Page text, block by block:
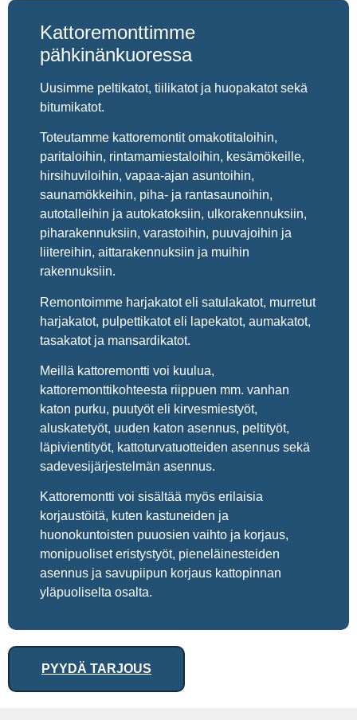
Kattoremonttimme
pähkinänkuoressa
Uusimme peltikatot, tiilikatot ja huopakatot sekä
bitumikatot.
Toteutamme kattoremontit omakotitaloihin,
paritaloihin, rintamamiestaloihin, kesämökeille,
hirsihuviloihin, vapaa-ajan asuntoihin,
saunamökkeihin, piha- ja rantasaunoihin,
autotalleihin ja autokatoksiin, ulkorakennuksiin,
piharakennuksiin, varastoihin, puuvajoihin ja
liitereihin, aittarakennuksiin ja muihin
rakennuksiin.
Remontoimme harjakatot eli satulakatot, murretut
harjakatot, pulpettikatot eli lapekatot, aumakatot,
tasakatot ja mansardikatot.
Meillä kattoremontti voi kuulua,
kattoremonttikohteesta riippuen mm. vanhan
katon purku, puutyöt eli kirvesmiestyöt,
aluskatetyöt, uuden katon asennus, peltityöt,
läpivientityöt, kattoturvatuotteiden asennus sekä
sadevesijärjestelmän asennus.
Kattoremontti voi sisältää myös erilaisia
korjaustöitä, kuten kastuneiden ja
huonokuntoisten puuosien vaihto ja korjaus,
monipuoliset eristystyöt, pieneläinesteiden
asennus ja savupiipun korjaus kattopinnan
yläpuoliselta osalta.
PYYDÄ TARJOUS